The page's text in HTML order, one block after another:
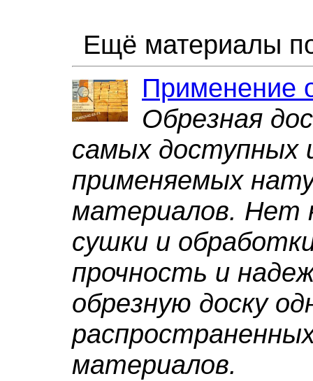
Ещё материалы
Применение
Обрезная
самых доступных
применяемых
материалов. Нет
сушки и
прочность и
обрезную доску
материалов.